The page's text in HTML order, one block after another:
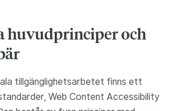
huvudprinciper och
tillgänglighetsarbetet finns ett
Web Content Accessibility